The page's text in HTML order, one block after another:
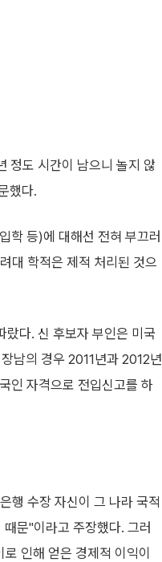
정도 시간이 남으니 놀지 않
했다.
학 등)에 대해선 전혀 부끄러
대 학적은 제적 처리된 것으
랐다. 신 후보자 부인은 미국
남의 경우 2011년과 2012년
인 자격으로 전입신고를 하
행 수장 자신이 그 나라 국적
문"이라고 주장했다. 그러
인해 얻은 경제적 이익이